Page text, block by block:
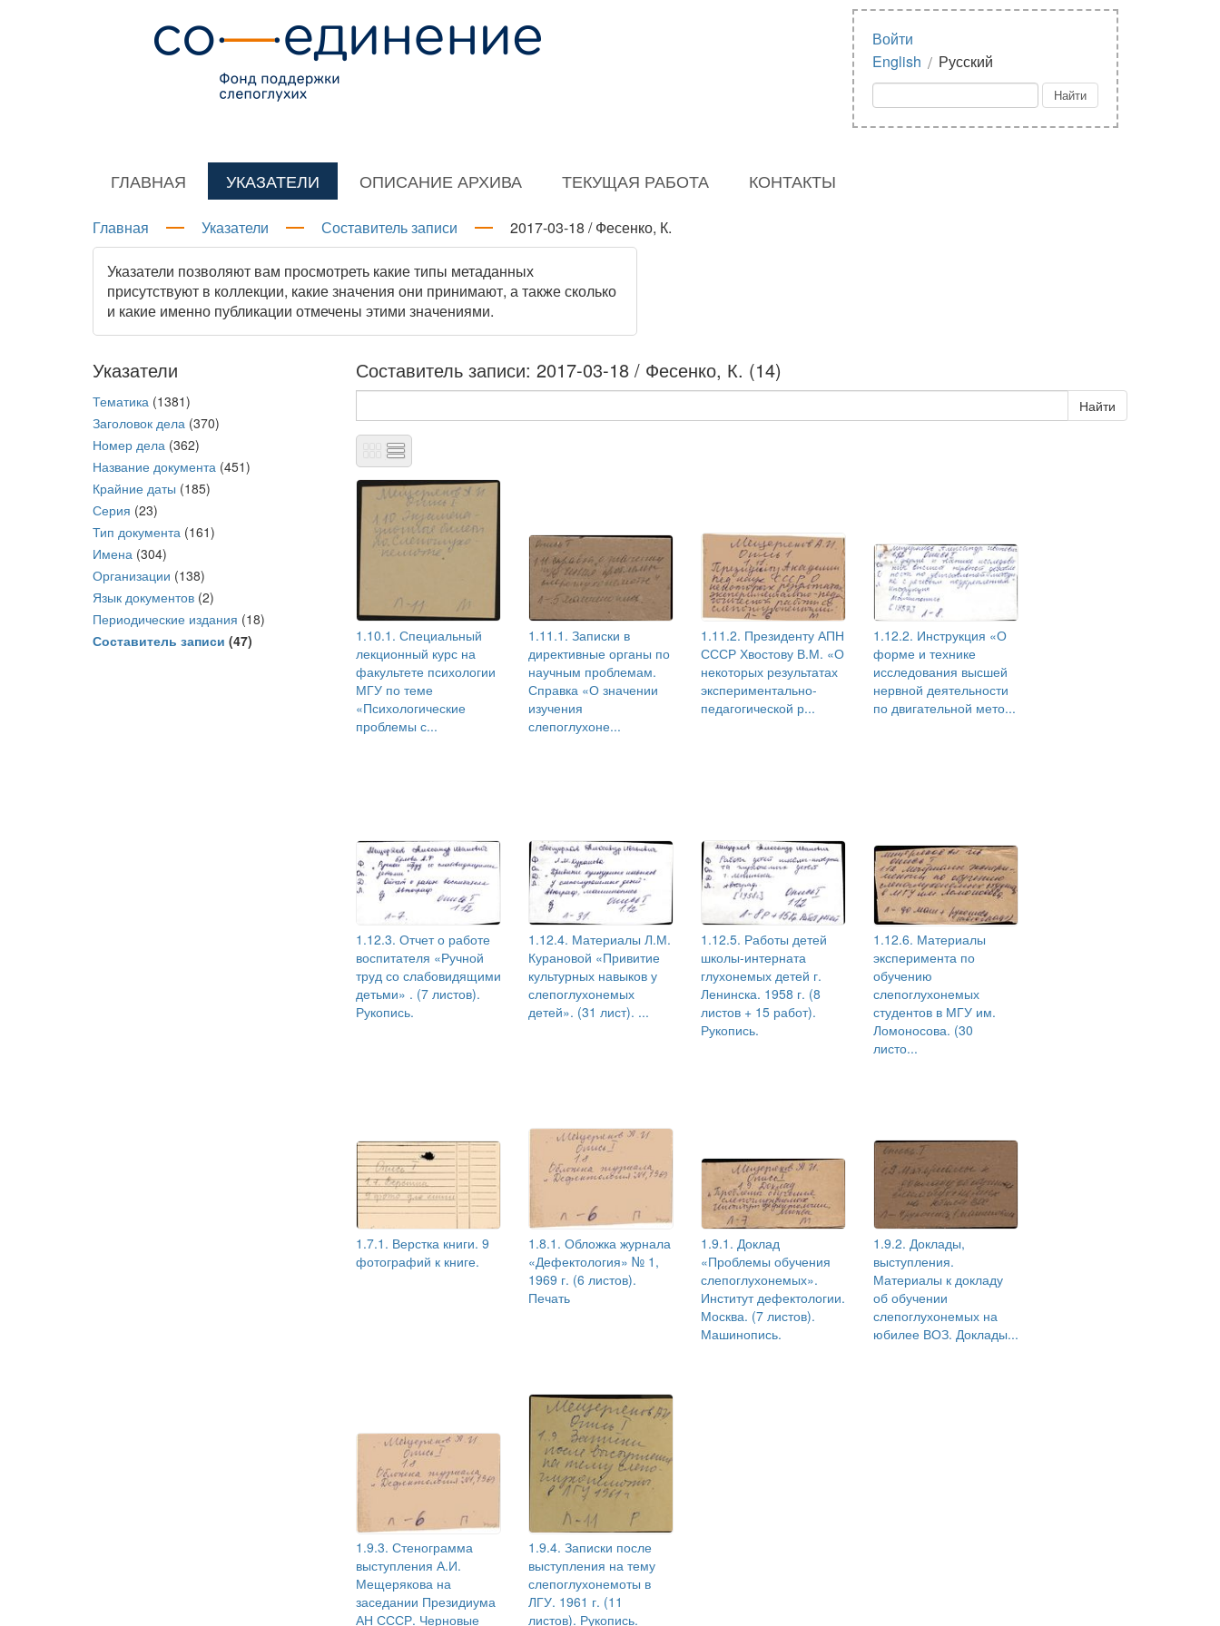
Войти
English / Русский
ГЛАВНАЯ УКАЗАТЕЛИ ОПИСАНИЕ АРХИВА ТЕКУЩАЯ РАБОТА КОНТАКТЫ
Главная Указатели Составитель записи 2017-03-18 / Фесенко, К.
Указатели позволяют вам просмотреть какие типы метаданных
присутствуют в коллекции, какие значения они принимают, а также сколько
и какие именно публикации отмечены этими значениями.
Указатели
Тематика (1381)
Заголовок дела (370)
Номер дела (362)
Название документа (451)
Крайние даты (185)
Серия (23)
Тип документа (161)
Имена (304)
Организации (138)
Язык документов (2)
Периодические издания (18)
Составитель записи (47)
Составитель записи: 2017-03-18 / Фесенко, К. (14)
1.10.1. Специальный
лекционный курс на
факультете психологии
МГУ по теме
«Психологические
проблемы с...
1.11.1. Записки в
директивные органы по
научным проблемам.
Справка «О значении
изучения
слепоглухоне...
1.11.2. Президенту АПН
СССР Хвостову В.М. «О
некоторых результатах
экспериментально-
педагогической р...
1.12.2. Инструкция «О
форме и технике
исследования высшей
нервной деятельности
по двигательной мето...
1.12.3. Отчет о работе
воспитателя «Ручной
труд со слабовидящими
детьми» . (7 листов).
Рукопись.
1.12.4. Материалы Л.М.
Курановой «Привитие
культурных навыков у
слепоглухонемых
детей». (31 лист). ...
1.12.5. Работы детей
школы-интерната
глухонемых детей г.
Ленинска. 1958 г. (8
листов + 15 работ).
Рукопись.
1.12.6. Материалы
эксперимента по
обучению
слепоглухонемых
студентов в МГУ им.
Ломоносова. (30
листо...
1.7.1. Верстка книги. 9
фотографий к книге.
1.8.1. Обложка журнала
«Дефектология» № 1,
1969 г. (6 листов).
Печать
1.9.1. Доклад
«Проблемы обучения
слепоглухонемых».
Институт дефектологии.
Москва. (7 листов).
Машинопись.
1.9.2. Доклады,
выступления.
Материалы к докладу
об обучении
слепоглухонемых на
юбилее ВОЗ. Доклады...
1.9.3. Стенограмма
выступления А.И.
Мещерякова на
заседании Президиума
АН СССР. Черновые
1.9.4. Записки после
выступления на тему
слепоглухонемоты в
ЛГУ. 1961 г. (11
листов). Рукопись.